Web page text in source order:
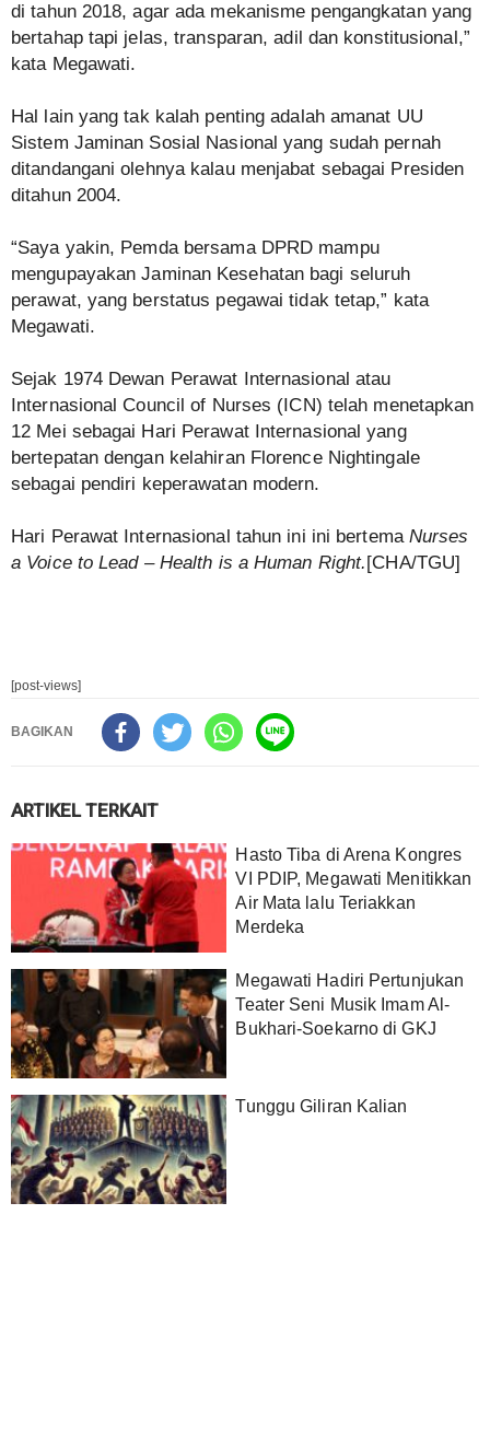
di tahun 2018, agar ada mekanisme pengangkatan yang
bertahap tapi jelas, transparan, adil dan konstitusional,”
kata Megawati.
Hal lain yang tak kalah penting adalah amanat UU
Sistem Jaminan Sosial Nasional yang sudah pernah
ditandangani olehnya kalau menjabat sebagai Presiden
ditahun 2004.
“Saya yakin, Pemda bersama DPRD mampu
mengupayakan Jaminan Kesehatan bagi seluruh
perawat, yang berstatus pegawai tidak tetap,” kata
Megawati.
Sejak 1974 Dewan Perawat Internasional atau
Internasional Council of Nurses (ICN) telah menetapkan
12 Mei sebagai Hari Perawat Internasional yang
bertepatan dengan kelahiran Florence Nightingale
sebagai pendiri keperawatan modern.
Hari Perawat Internasional tahun ini ini bertema Nurses
a Voice to Lead – Health is a Human Right.[CHA/TGU]
[post-views]
BAGIKAN
ARTIKEL TERKAIT
Hasto Tiba di Arena Kongres
VI PDIP, Megawati Menitikkan
Air Mata lalu Teriakkan
Merdeka
Megawati Hadiri Pertunjukan
Teater Seni Musik Imam Al-
Bukhari-Soekarno di GKJ
Tunggu Giliran Kalian